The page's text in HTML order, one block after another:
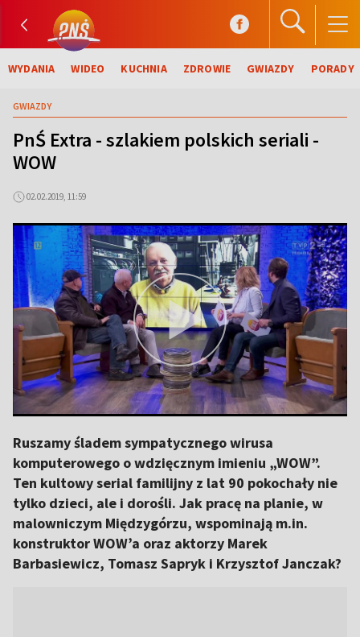
WYDANIA WIDEO KUCHNIA ZDROWIE GWIAZDY PORADY
GWIAZDY
PnŚ Extra - szlakiem polskich seriali -
WOW
02.02.2019, 11:59
Ruszamy śladem sympatycznego wirusa
komputerowego o wdzięcznym imieniu „WOW”.
Ten kultowy serial familijny z lat 90 pokochały nie
tylko dzieci, ale i dorośli. Jak pracę na planie, w
malowniczym Międzygórzu, wspominają m.in.
konstruktor WOW’a oraz aktorzy Marek
Barbasiewicz, Tomasz Sapryk i Krzysztof Janczak?